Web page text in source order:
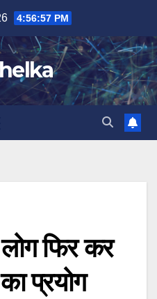
4:56:58 PM
फिर कर
प्रयोग